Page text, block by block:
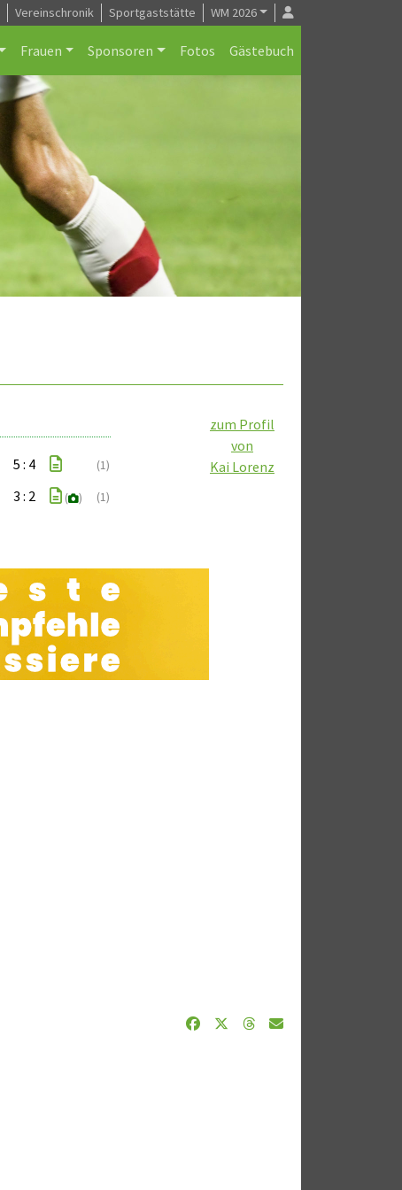
Vereinschronik Sportgaststätte WM 2026
Frauen Sponsoren Fotos Gästebuch
zum Profil
von
Kai Lorenz
5 : 4 (1)
3 : 2 ( ) (1)